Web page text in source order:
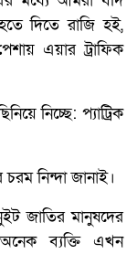
দিতে রাজি হই,
এয়ার ট্রাফিক
নিচ্ছে: প্যাট্রিক
নিন্দা জানাই।
জাতির মানুষদের
অনেক ব্যক্তি এখন